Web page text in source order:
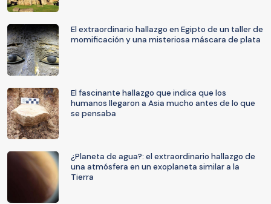
El extraordinario hallazgo en Egipto de un taller de
momificación y una misteriosa máscara de plata
El fascinante hallazgo que indica que los
humanos llegaron a Asia mucho antes de lo que
se pensaba
¿Planeta de agua?: el extraordinario hallazgo de
una atmósfera en un exoplaneta similar a la
Tierra